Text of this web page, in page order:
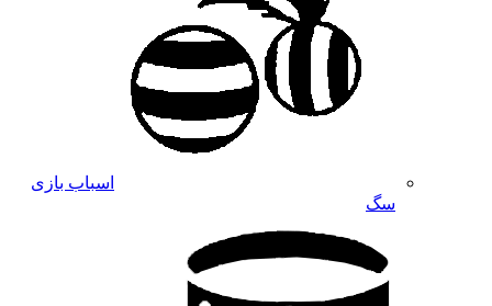
اسباب بازی
سگ